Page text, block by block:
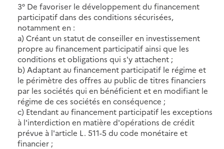
3° De favoriser le développement du financement
participatif dans des conditions sécurisées,
notamment en :
a) Créant un statut de conseiller en investissement
propre au financement participatif ainsi que les
conditions et obligations qui s'y attachent ;
b) Adaptant au financement participatif le régime et
le périmètre des offres au public de titres financiers
par les sociétés qui en bénéficient et en modifiant le
régime de ces sociétés en conséquence ;
c) Etendant au financement participatif les exceptions
à l'interdiction en matière d'opérations de crédit
prévue à l'article L. 511-5 du code monétaire et
financier ;